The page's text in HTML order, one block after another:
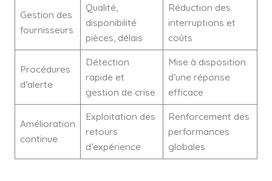
Gestion des
fournisseurs
Qualité,
disponibilité
pièces, délais
Réduction des
interruptions et
coûts
Procédures
d’alerte
Détection
rapide et
gestion de crise
Mise à disposition
d’une réponse
efficace
Amélioration
continue
Exploitation des
retours
d’expérience
Renforcement des
performances
globales